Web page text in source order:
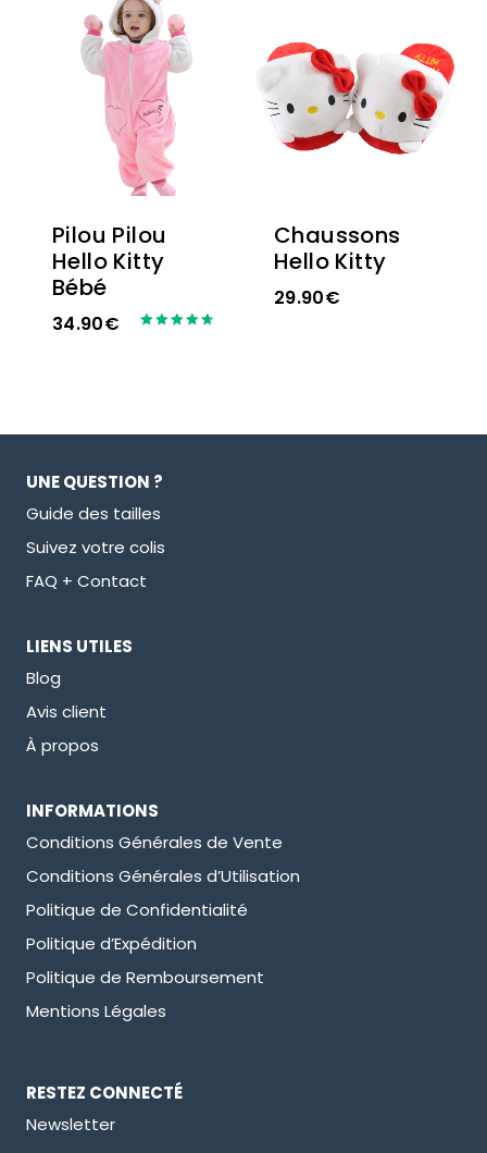
Pilou Pilou
Hello Kitty
Bébé
34.90€
Chaussons
Hello Kitty
29.90€
UNE QUESTION ?
Guide des tailles
Suivez votre colis
FAQ + Contact
LIENS UTILES
Blog
Avis client
À propos
INFORMATIONS
Conditions Générales de Vente
Conditions Générales d’Utilisation
Politique de Confidentialité
Politique d’Expédition
Politique de Remboursement
Mentions Légales
RESTEZ CONNECTÉ
Newsletter